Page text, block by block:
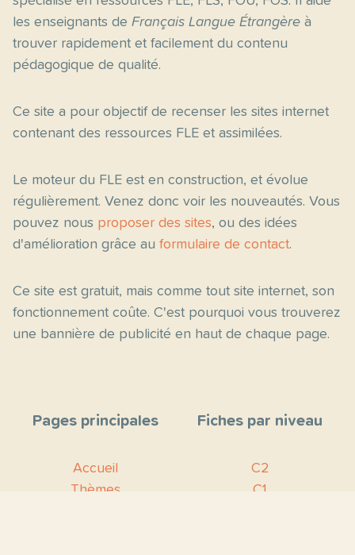
les enseignants de Français Langue Étrangère à
trouver rapidement et facilement du contenu
pédagogique de qualité.
Ce site a pour objectif de recenser les sites internet
contenant des ressources FLE et assimilées.
Le moteur du FLE est en construction, et évolue
régulièrement. Venez donc voir les nouveautés. Vous
pouvez nous proposer des sites, ou des idées
d'amélioration grâce au formulaire de contact.
Ce site est gratuit, mais comme tout site internet, son
fonctionnement coûte. C'est pourquoi vous trouverez
une bannière de publicité en haut de chaque page.
Pages principales
Accueil
Thèmes
Fiches par niveau
C2
C1